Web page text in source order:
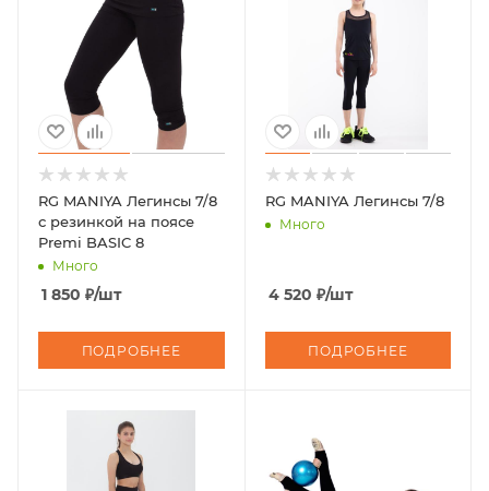
RG MANIYA Легинсы 7/8
с резинкой на поясе
Premi BASIC 8
Много
1 850 ₽/шт
ПОДРОБНЕЕ
RG MANIYA Легинсы 7/8
Много
4 520 ₽/шт
ПОДРОБНЕЕ